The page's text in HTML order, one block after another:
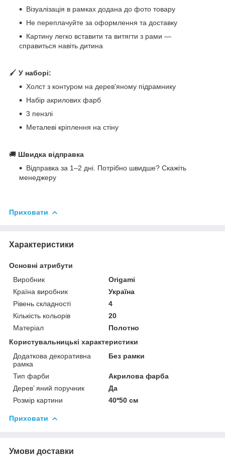
Візуалізація в рамках додана до фото товару
Не переплачуйте за оформлення та доставку
Картину легко вставити та витягти з рами —
справиться навіть дитина
🖌 У наборі:
Холст з контуром на дерев'яному підрамнику
Набір акрилових фарб
3 пензлі
Металеві кріплення на стіну
🚚 Швидка відправка
Відправка за 1–2 дні. Потрібно швидше? Скажіть
менеджеру
Приховати
Характеристики
Основні атрибути
Виробник
Origami
Країна виробник
Україна
Рівень складності
4
Кількість кольорів
20
Матеріал
Полотно
Користувальницькі характеристики
Додаткова декоративна
рамка
Без рамки
Тип фарби
Акрилова фарба
Дерев’ яний поручник
Да
Розмір картини
40*50 см
Приховати
Умови доставки